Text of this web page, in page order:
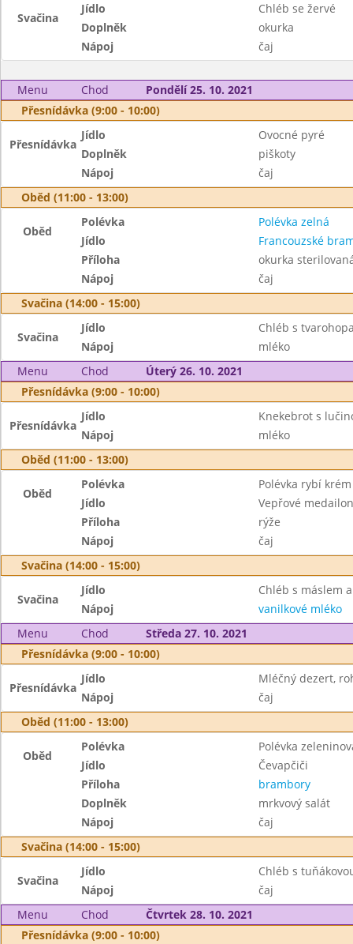
Svačina
Jídlo
Chléb se žervé
Doplněk
okurka
Nápoj
čaj
Menu Chod
Pondělí 25. 10. 2021
Přesnídávka (9:00 - 10:00)
Přesnídávka
Jídlo
Ovocné pyré
Doplněk
piškoty
Nápoj
čaj
Oběd (11:00 - 13:00)
Oběd
Polévka
Polévka zelná
Jídlo
Francouzské
Příloha
okurka
Nápoj
čaj
Svačina (14:00 - 15:00)
Svačina
Jídlo
Chléb s
Nápoj
mléko
Menu
Chod
Úterý 26. 10. 2021
Přesnídávka (9:00 - 10:00)
Přesnídávka
Jídlo
Knekebrot s
Nápoj
mléko
Oběd (11:00 - 13:00)
Oběd
Polévka
Polévka rybí krém
Jídlo
Vepřové
Příloha
rýže
Nápoj
čaj
Svačina (14:00 - 15:00)
Svačina
Jídlo
Chléb s máslem
Nápoj
vanilkové mléko
Menu
Chod
Středa 27. 10. 2021
Přesnídávka (9:00 - 10:00)
Přesnídávka
Jídlo
Mléčný dezert,
Nápoj
čaj
Oběd (11:00 - 13:00)
Oběd
Polévka
Polévka
Jídlo
Čevapčiči
Příloha
brambory
Doplněk
mrkvový salát
Nápoj
čaj
Svačina (14:00 - 15:00)
Svačina
Jídlo
Chléb s
Nápoj
čaj
Menu
Chod
Čtvrtek 28. 10. 2021
Přesnídávka (9:00 - 10:00)